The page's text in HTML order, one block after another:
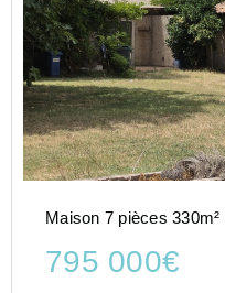
Maison 7 pièces
795 000€